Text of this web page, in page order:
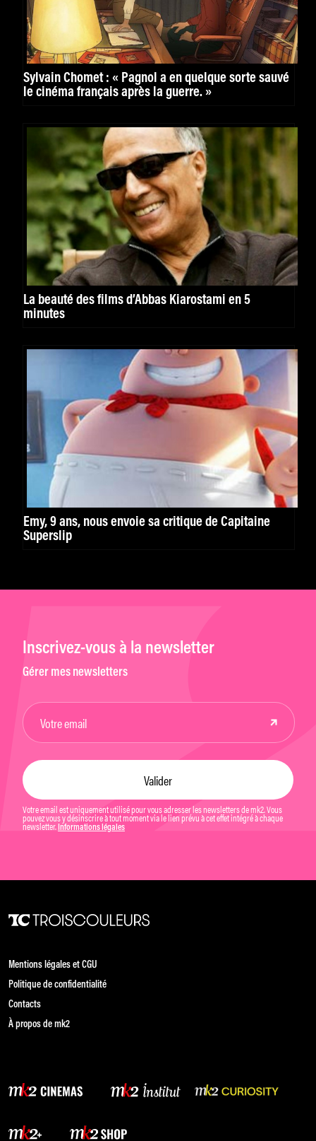
Sylvain Chomet : « Pagnol a en quelque sorte sauvé
le cinéma français après la guerre. »
La beauté des films d’Abbas Kiarostami en 5
minutes
Emy, 9 ans, nous envoie sa critique de Capitaine
Superslip
Inscrivez-vous à la newsletter
Gérer mes newsletters
Votre email est uniquement utilisé pour vous adresser les newsletters de mk2. Vous
pouvez vous y désinscrire à tout moment via le lien prévu à cet effet intégré à chaque
newsletter. Informations légales
Mentions légales et CGU
Politique de confidentialité
Contacts
À propos de mk2